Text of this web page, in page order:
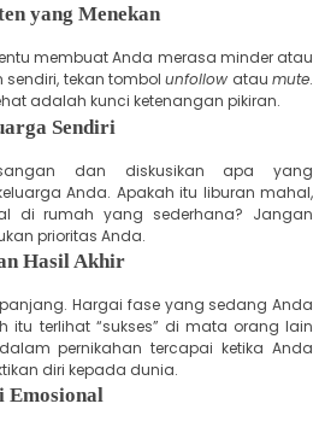
yang Menekan
membuat Anda merasa minder atau
tekan tombolunfollow atau mute.
adalah kunci ketenangan pikiran.
Sendiri
dan diskusikan apa yang
Anda. Apakah itu liburan mahal,
di rumah yang sederhana? Jangan
prioritas Anda.
Hasil Akhir
Hargai fase yang sedang Anda
itu terlihat “sukses” di mata orang lain
pernikahan tercapai ketika Anda
diri kepada dunia.
Emosional